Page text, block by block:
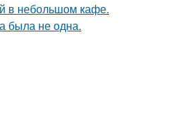
в небольшом кафе.
была не одна.